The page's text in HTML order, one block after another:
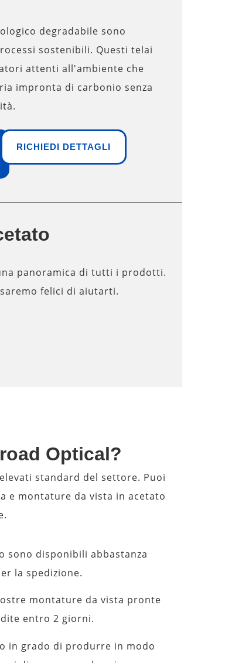
degradabile sono
sostenibili. Questi telai
attenti all'ambiente che
impronta di carbonio senza
RICHIEDI DETTAGLI
panoramica di tutti i prodotti.
felici di aiutarti.
Optical?
standard del settore. Puoi
e montature da vista in acetato
sono disponibili abbastanza
la spedizione.
montature da vista pronte
entro 2 giorni.
in grado di produrre in modo